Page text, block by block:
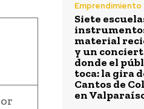
Emprendimiento
Siete
material
y un
donde el
toca: la gira
Cantos de
en